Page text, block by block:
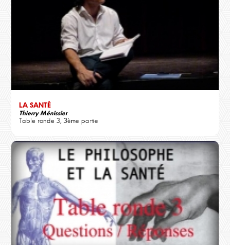
LA SANTÉ
Thierry Ménissier
Table ronde 3, 3ème partie